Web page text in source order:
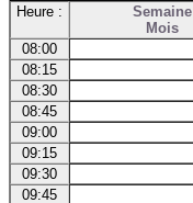
Heure :
Semaine
Mois
08:00
08:15
08:30
08:45
09:00
09:15
09:30
09:45